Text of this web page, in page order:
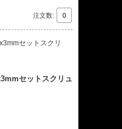
注文数:
セットスクリュ